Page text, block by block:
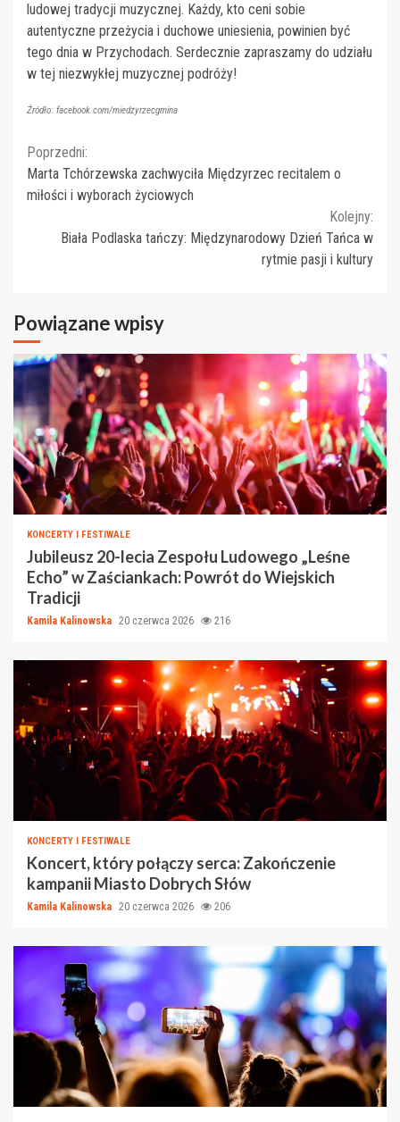
ludowej tradycji muzycznej. Każdy, kto ceni sobie
autentyczne przeżycia i duchowe uniesienia, powinien być
tego dnia w Przychodach. Serdecznie zapraszamy do udziału
w tej niezwykłej muzycznej podróży!
Źródło: facebook.com/miedzyrzecgmina
Continue
Reading
Poprzedni:
Marta Tchórzewska zachwyciła Międzyrzec recitalem o
miłości i wyborach życiowych
Kolejny:
Biała Podlaska tańczy: Międzynarodowy Dzień Tańca w
rytmie pasji i kultury
Powiązane wpisy
KONCERTY I FESTIWALE
Jubileusz 20-lecia Zespołu Ludowego „Leśne
Echo” w Zaściankach: Powrót do Wiejskich
Tradicji
Kamila Kalinowska 20 czerwca 2026 216
KONCERTY I FESTIWALE
Koncert, który połączy serca: Zakończenie
kampanii Miasto Dobrych Słów
Kamila Kalinowska 20 czerwca 2026 206